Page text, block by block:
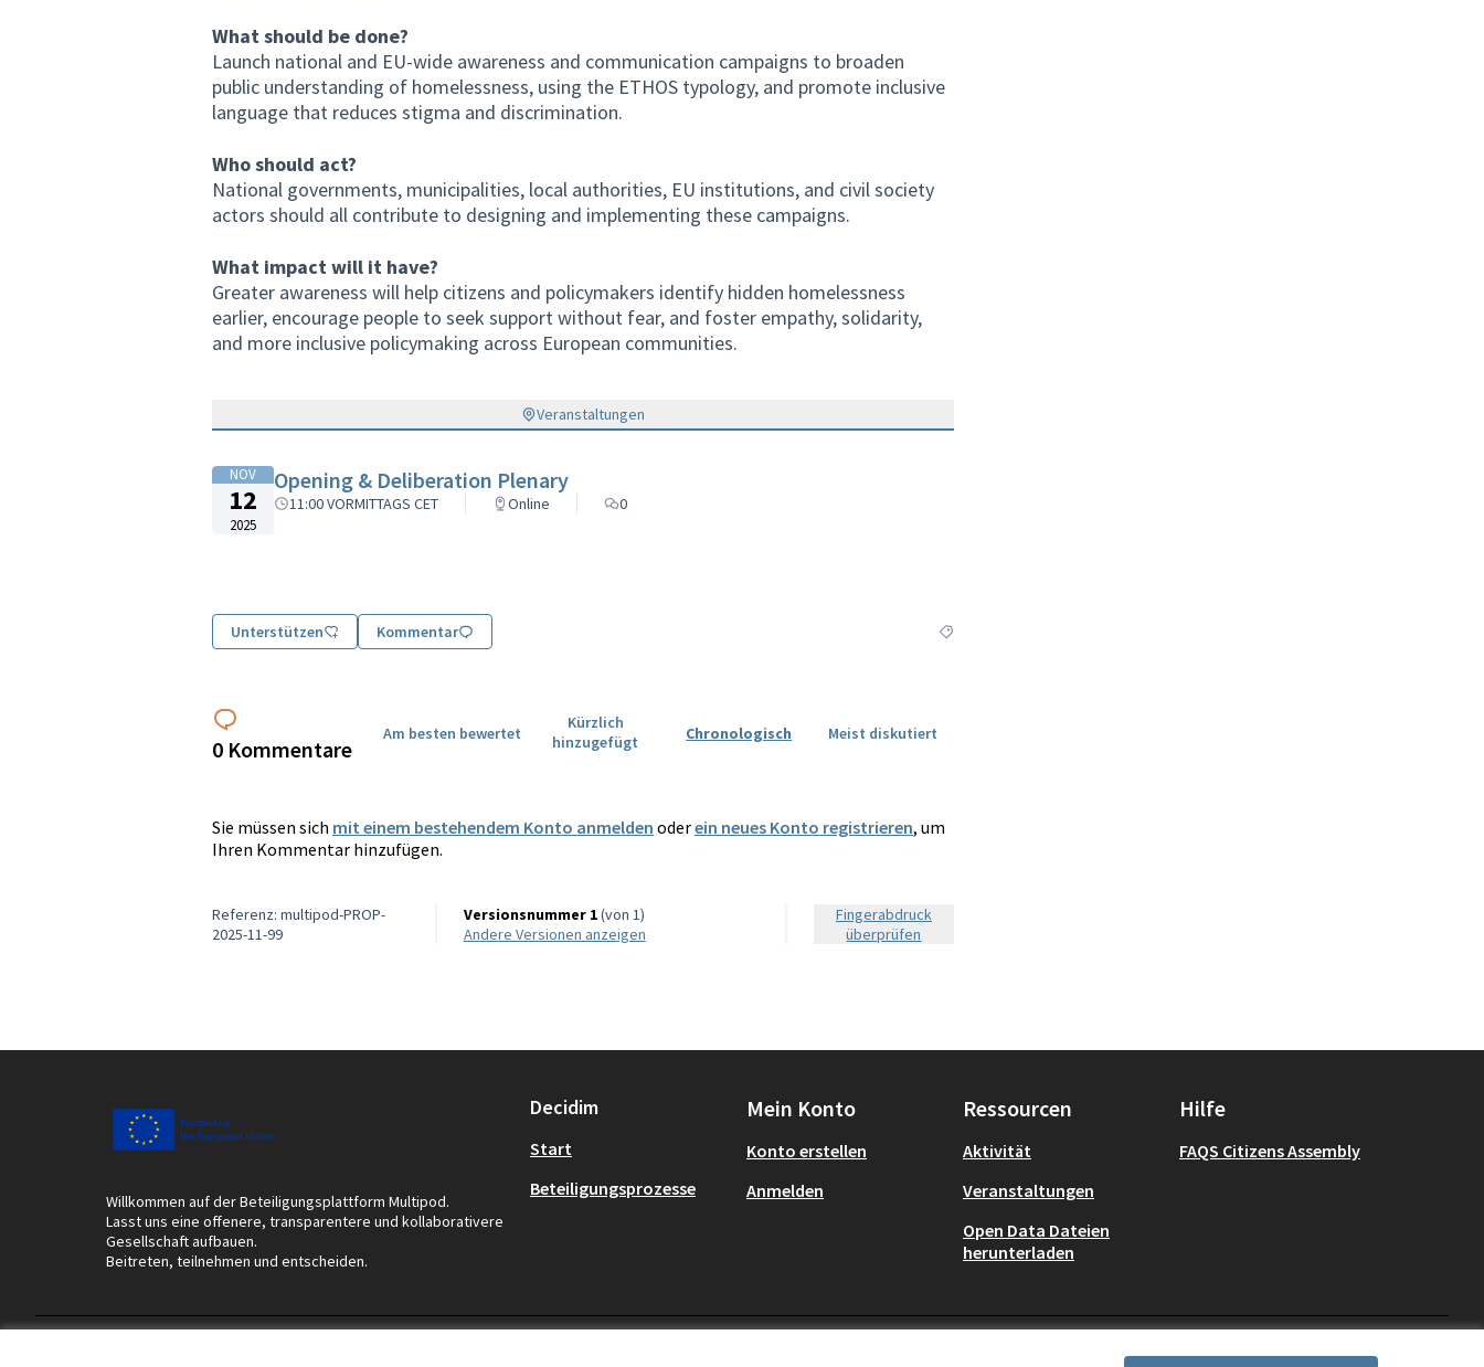
What should be done?
Launch national and EU-wide awareness and communication campaigns to broaden
public understanding of homelessness, using the ETHOS typology, and promote inclusive
language that reduces stigma and discrimination.
Who should act?
National governments, municipalities, local authorities, EU institutions, and civil society
actors should all contribute to designing and implementing these campaigns.
What impact will it have?
Greater awareness will help citizens and policymakers identify hidden homelessness
earlier, encourage people to seek support without fear, and foster empathy, solidarity,
and more inclusive policymaking across European communities.
Veranstaltungen
NOV
12
2025
Opening & Deliberation Plenary
11:00 VORMITTAGS CET Online 0
Unterstützen Kommentar Ergebnisse nach Kategorie filtern:
0 Kommentare
Am besten bewertet
Kürzlich
hinzugefügt
Chronologisch Meist diskutiert
Sie müssen sich mit einem bestehendem Konto anmelden oderein neues Konto registrieren, um
Ihren Kommentar hinzufügen.
Referenz: multipod-PROP-
2025-11-99
Versionsnummer 1(von 1)
Andere Versionen anzeigen
Fingerabdruck
überprüfen
Willkommen auf der Beteiligungsplattform Multipod.
Lasst uns eine offenere, transparentere und kollaborativere
Gesellschaft aufbauen.
Beitreten, teilnehmen und entscheiden.
Decidim
Start
Beteiligungsprozesse
Mein Konto
Konto erstellen
Anmelden
Ressourcen
Aktivität
Veranstaltungen
Open Data Dateien
herunterladen
Hilfe
FAQS Citizens Assembly
Deutsch